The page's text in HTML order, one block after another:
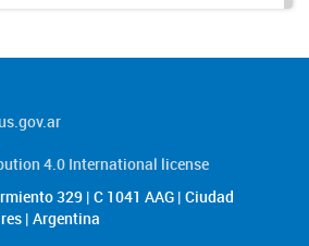
4.0 International license
329 | C 1041 AAG | Ciudad
| Argentina